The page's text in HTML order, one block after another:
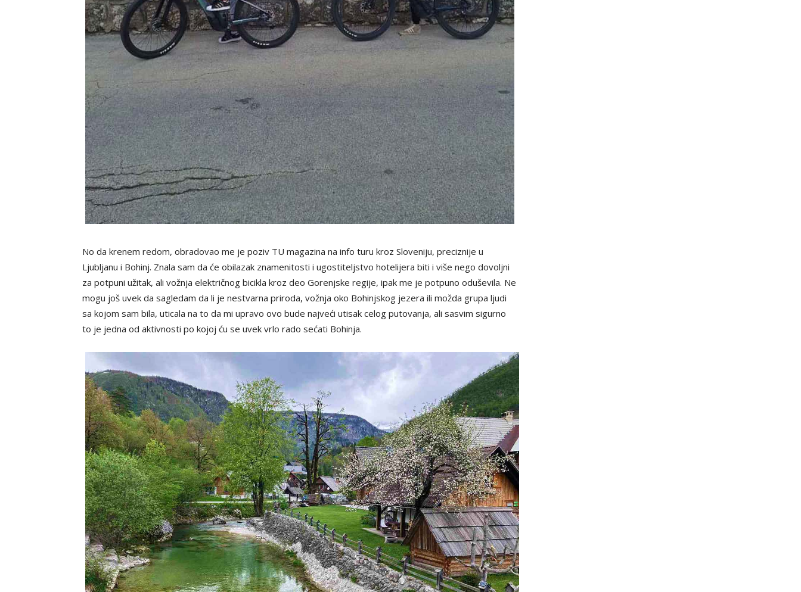
No da krenem redom, obradovao me je poziv TU magazina na info turu kroz Sloveniju, preciznije u
Ljubljanu i Bohinj. Znala sam da će obilazak znamenitosti i ugostiteljstvo hotelijera biti i više nego dovoljni
za potpuni užitak, ali vožnja električnog bicikla kroz deo Gorenjske regije, ipak me je potpuno oduševila. Ne
mogu još uvek da sagledam da li je nestvarna priroda, vožnja oko Bohinjskog jezera ili možda grupa ljudi
sa kojom sam bila, uticala na to da mi upravo ovo bude najveći utisak celog putovanja, ali sasvim sigurno
to je jedna od aktivnosti po kojoj ću se uvek vrlo rado sećati Bohinja.